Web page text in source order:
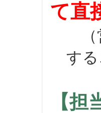
て直
（
す
【